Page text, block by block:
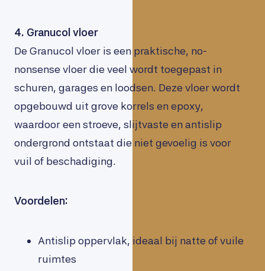
4. Granucol vloer
De Granucol vloer is een praktische, no-
nonsense vloer die veel wordt toegepast in
schuren, garages en loodsen. Deze vloer wordt
opgebouwd uit grove korrels en epoxy,
waardoor een stroeve, slijtvaste en antislip
ondergrond ontstaat die niet gevoelig is voor
vuil of beschadiging.
Voordelen:
Antislip oppervlak, ideaal bij natte of vuile
ruimtes